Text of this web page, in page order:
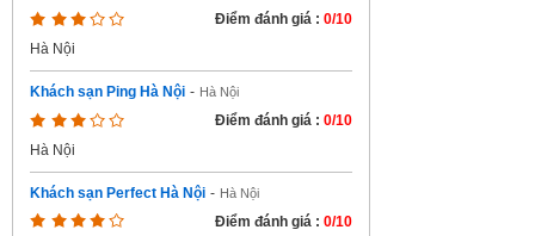
Điểm đánh giá : 0/10
Hà Nội
Khách sạn Ping Hà Nội - Hà Nội
Điểm đánh giá : 0/10
Hà Nội
Khách sạn Perfect Hà Nội - Hà Nội
Điểm đánh giá : 0/10